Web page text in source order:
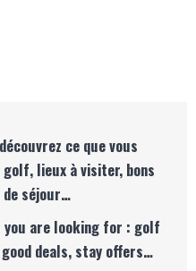
ce que vous
lieux à visiter, bons
séjour…
you are looking for : golf
deals, stay offers…